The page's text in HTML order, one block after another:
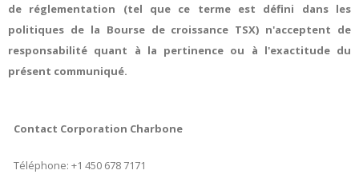
de réglementation (tel que ce terme est défini dans les
politiques de la Bourse de croissance TSX) n'acceptent de
responsabilité quant à la pertinence ou à l'exactitude du
présent communiqué.
Contact Corporation Charbone
Téléphone: +1 450 678 7171